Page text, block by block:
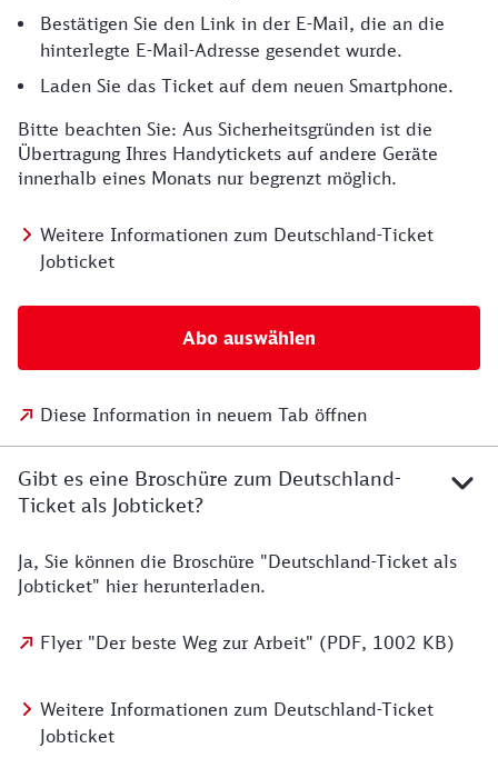
Bestätigen Sie den Link in der E-Mail, die an die
hinterlegte E-Mail-Adresse gesendet wurde.
Laden Sie das Ticket auf dem neuen Smartphone.
Bitte beachten Sie: Aus Sicherheitsgründen ist die
Übertragung Ihres Handytickets auf andere Geräte
innerhalb eines Monats nur begrenzt möglich.
Weitere Informationen zum Deutschland-Ticket
Jobticket
Abo auswählen
Diese Information in neuem Tab öffnen
Gibt es eine Broschüre zum Deutschland-
Ticket als Jobticket?
Ja, Sie können die Broschüre "Deutschland-Ticket als
Jobticket" hier herunterladen.
Flyer "Der beste Weg zur Arbeit" (PDF, 1002 KB)
Weitere Informationen zum Deutschland-Ticket
Jobticket